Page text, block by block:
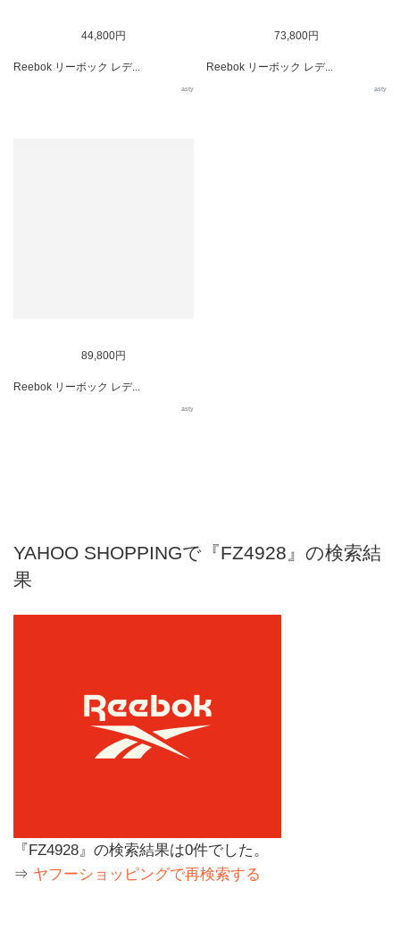
44,800円
Reebok リーボック レデ...
asty
73,800円
Reebok リーボック レデ...
asty
89,800円
Reebok リーボック レデ...
asty
YAHOO SHOPPINGで『FZ4928』の検索結
果
『FZ4928』の検索結果は0件でした。
⇒ ヤフーショッピングで再検索する